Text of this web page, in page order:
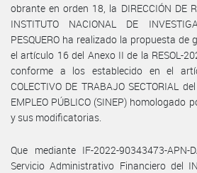
obrante en orden 18, la DIRECCIÓN DE
INSTITUTO NACIONAL DE
PESQUERO ha realizado la propuesta
el artículo 16 del Anexo II de la RESOL-
conforme a los establecido en el
COLECTIVO DE TRABAJO SECTORIAL
EMPLEO PÚBLICO (SINEP) homologado
y sus modificatorias.
Que mediante IF-2022-90343473-
Servicio Administrativo Financiero del